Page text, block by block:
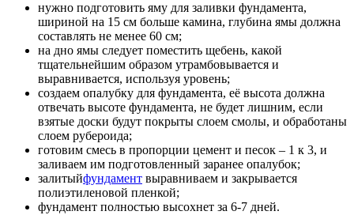
нужно подготовить яму для заливки фундамента,
шириной на 15 см больше камина, глубина ямы должна
составлять не менее 60 см;
на дно ямы следует поместить щебень, какой
тщательнейшим образом утрамбовывается и
выравнивается, используя уровень;
создаем опалубку для фундамента, её высота должна
отвечать высоте фундамента, не будет лишним, если
взятые доски будут покрыты слоем смолы, и обработаны
слоем рубероида;
готовим смесь в пропорции цемент и песок – 1 к 3, и
заливаем им подготовленный заранее опалубок;
залитыйфундамент выравниваем и закрывается
полиэтиленовой пленкой;
фундамент полностью высохнет за 6-7 дней.